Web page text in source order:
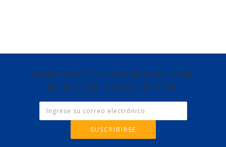
MANTENTE INFORMADO CON
NUESTRO NEWSLETTER
SUSCRIBIRSE